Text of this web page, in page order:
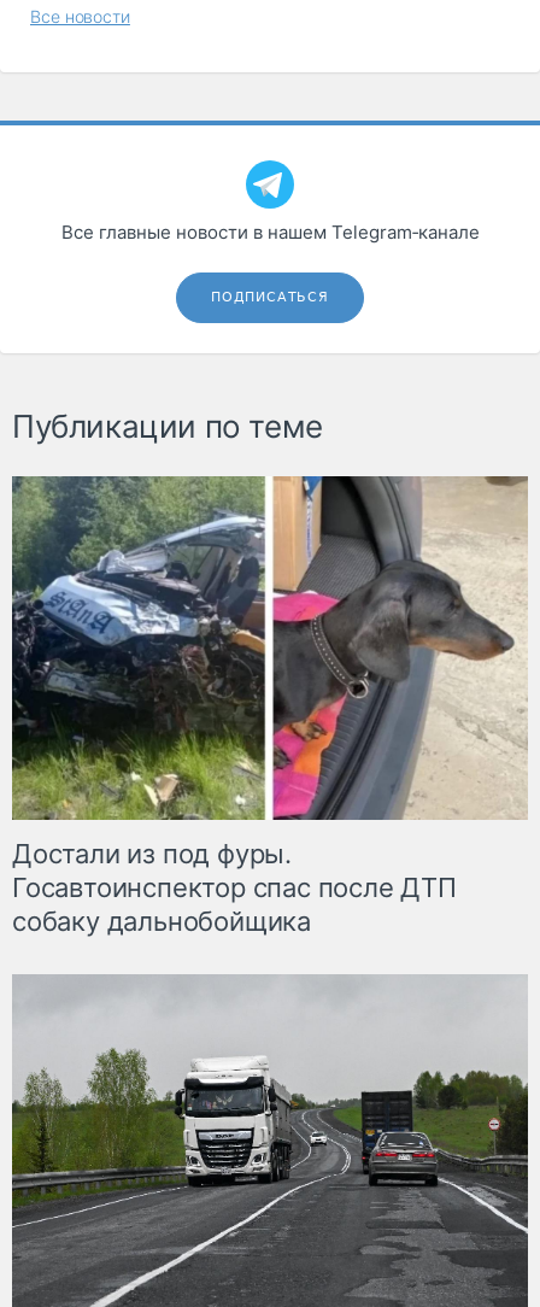
Все новости
Все главные новости в нашем Telegram‑канале
ПОДПИСАТЬСЯ
Публикации по теме
Достали из под фуры.
Госавтоинспектор спас после ДТП
собаку дальнобойщика